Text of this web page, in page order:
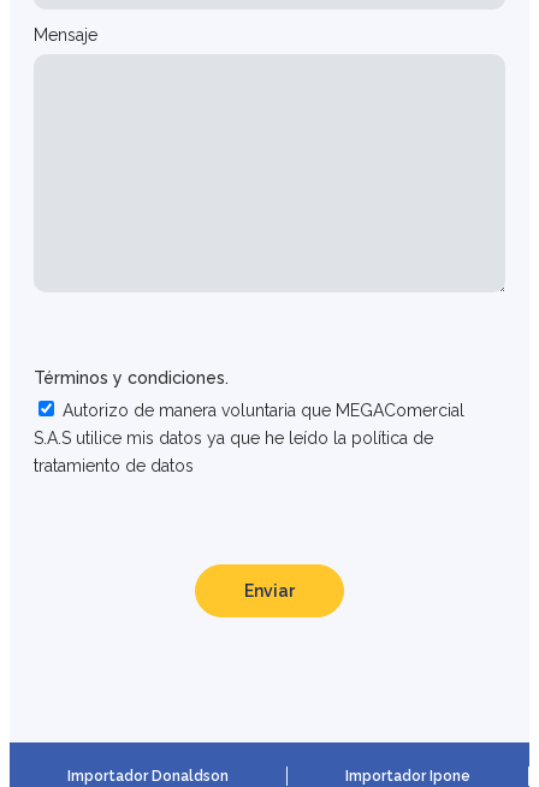
Mensaje
Términos y condiciones.
Autorizo de manera voluntaria que MEGAComercial
S.A.S utilice mis datos ya que he leído la política de
tratamiento de datos
Enviar
Importador Donaldson Importador Ipone